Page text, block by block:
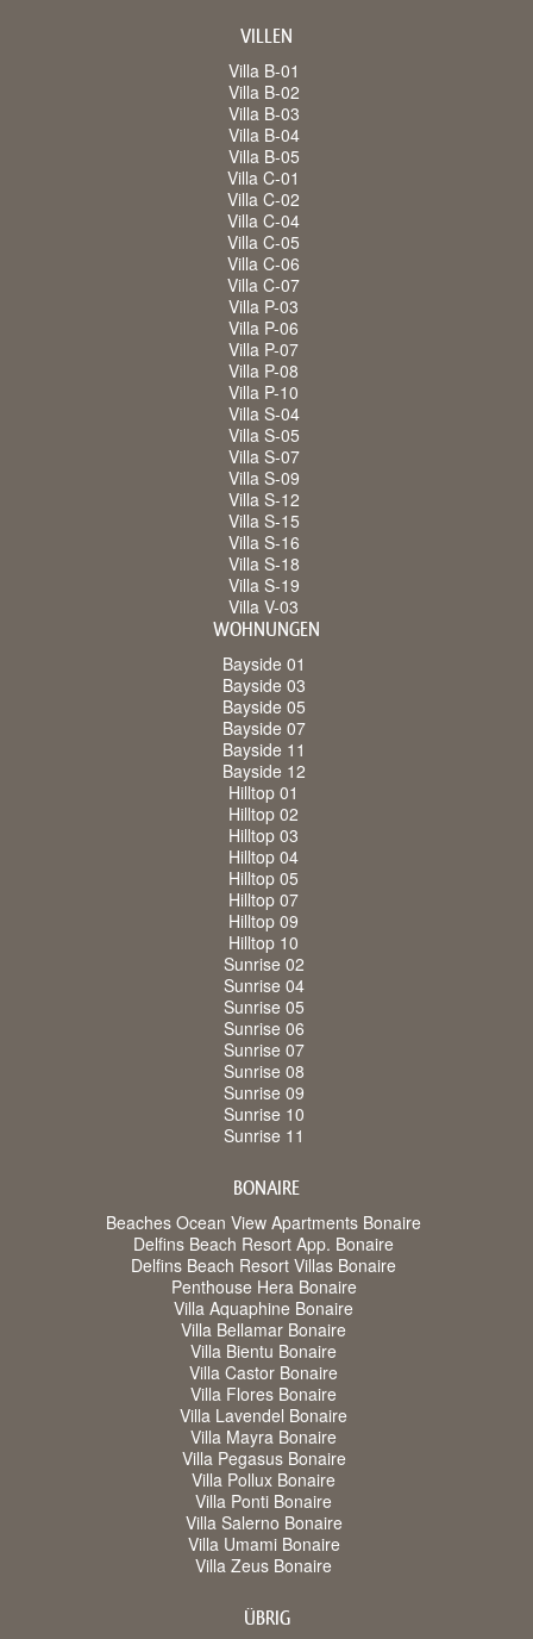
VILLEN
Villa B-01
Villa B-02
Villa B-03
Villa B-04
Villa B-05
Villa C-01
Villa C-02
Villa C-04
Villa C-05
Villa C-06
Villa C-07
Villa P-03
Villa P-06
Villa P-07
Villa P-08
Villa P-10
Villa S-04
Villa S-05
Villa S-07
Villa S-09
Villa S-12
Villa S-15
Villa S-16
Villa S-18
Villa S-19
Villa V-03
WOHNUNGEN
Bayside 01
Bayside 03
Bayside 05
Bayside 07
Bayside 11
Bayside 12
Hilltop 01
Hilltop 02
Hilltop 03
Hilltop 04
Hilltop 05
Hilltop 07
Hilltop 09
Hilltop 10
Sunrise 02
Sunrise 04
Sunrise 05
Sunrise 06
Sunrise 07
Sunrise 08
Sunrise 09
Sunrise 10
Sunrise 11
BONAIRE
Beaches Ocean View Apartments Bonaire
Delfins Beach Resort App. Bonaire
Delfins Beach Resort Villas Bonaire
Penthouse Hera Bonaire
Villa Aquaphine Bonaire
Villa Bellamar Bonaire
Villa Bientu Bonaire
Villa Castor Bonaire
Villa Flores Bonaire
Villa Lavendel Bonaire
Villa Mayra Bonaire
Villa Pegasus Bonaire
Villa Pollux Bonaire
Villa Ponti Bonaire
Villa Salerno Bonaire
Villa Umami Bonaire
Villa Zeus Bonaire
ÜBRIG